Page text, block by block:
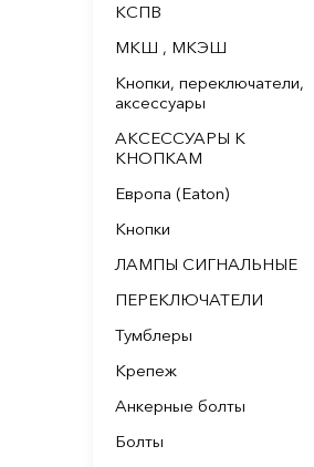
КСПВ
МКШ , МКЭШ
Кнопки, переключатели,
аксессуары
АКСЕССУАРЫ К
КНОПКАМ
Европа (Eaton)
Кнопки
ЛАМПЫ СИГНАЛЬНЫЕ
ПЕРЕКЛЮЧАТЕЛИ
Тумблеры
Крепеж
Анкерные болты
Болты